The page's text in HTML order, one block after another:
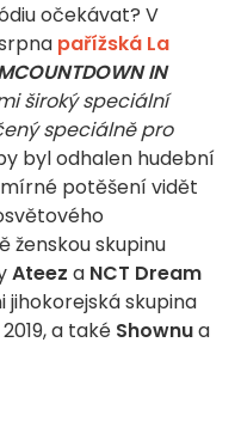
očekávat? V
pařížská La
IN
široký speciální
speciálně pro
byl odhalen hudební
potěšení vidět
ženskou skupinu
Ateez a NCT Dream
jihokorejská skupina
a také Shownua